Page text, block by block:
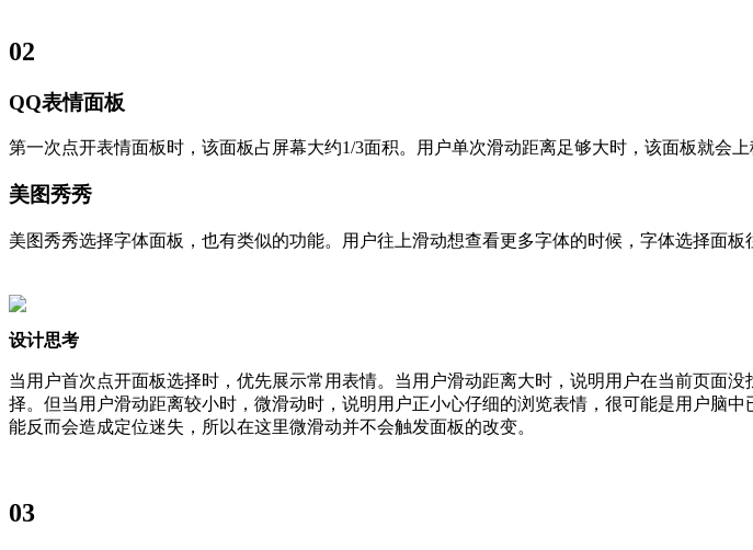
02
QQ表情面板
第一次点开表情面板时，该面板占屏幕大约1/3面积。用户单次滑动距离足够大时，该面板就会
美图秀秀
美图秀秀选择字体面板，也有类似的功能。用户往上滑动想查看更多字体的时候，字体选择面
设计思考
当用户首次点开面板选择时，优先展示常用表情。当用户滑动距离大时，说明用户在当前页面
择。但当用户滑动距离较小时，微滑动时，说明用户正小心仔细的浏览表情，很可能是用户脑
能反而会造成定位迷失，所以在这里微滑动并不会触发面板的改变。
03